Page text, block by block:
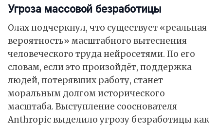
Угроза массовой безработицы
Олах подчеркнул, что существует «реальная
вероятность» масштабного вытеснения
человеческого труда нейросетями. По его
словам, если это произойдёт, поддержка
людей, потерявших работу, станет
моральным долгом исторического
масштаба. Выступление сооснователя
Anthropic выделило угрозу безработицы как